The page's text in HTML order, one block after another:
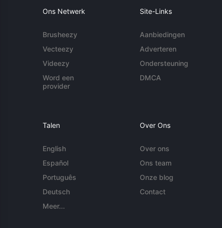
Ons Netwerk
Brusheezy
Vecteezy
Videezy
Word een
provider
Site-Links
Aanbiedingen
Adverteren
Ondersteuning
DMCA
Talen
English
Español
Português
Deutsch
Meer...
Over Ons
Over ons
Ons team
Onze blog
Contact